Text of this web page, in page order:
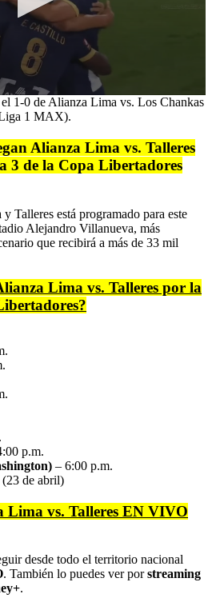
1-0 de Alianza Lima vs. Los Chankas
1 MAX).
Alianza Lima vs. Talleres
3 de la Copa Libertadores
Talleres está programado para este
Alejandro Villanueva, más
que recibirá a más de 33 mil
Lima vs. Talleres por la
p.m.
– 6:00 p.m.
de abril)
Lima vs. Talleres EN VIVO
desde todo el territorio nacional
. También lo puedes ver porstreaming
.